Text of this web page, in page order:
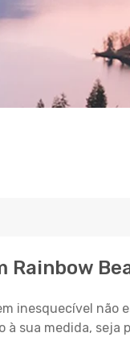
Rainbow
inesquecível
sua medida,